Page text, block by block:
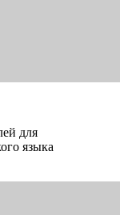
для
языка